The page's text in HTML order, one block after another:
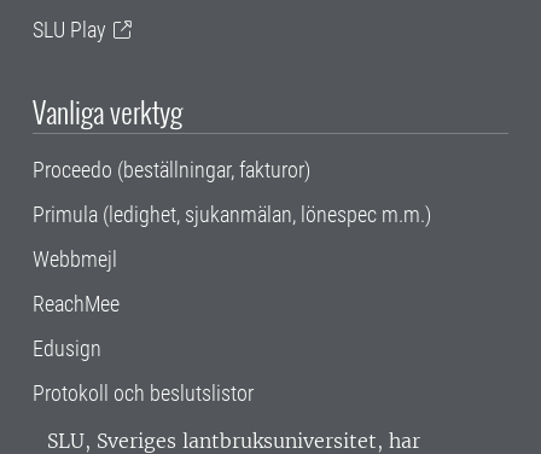
SLU Play
Vanliga verktyg
Proceedo (beställningar, fakturor)
Primula (ledighet, sjukanmälan, lönespec m.m.)
Webbmejl
ReachMee
Edusign
Protokoll och beslutslistor
SLU, Sveriges lantbruksuniversitet, har